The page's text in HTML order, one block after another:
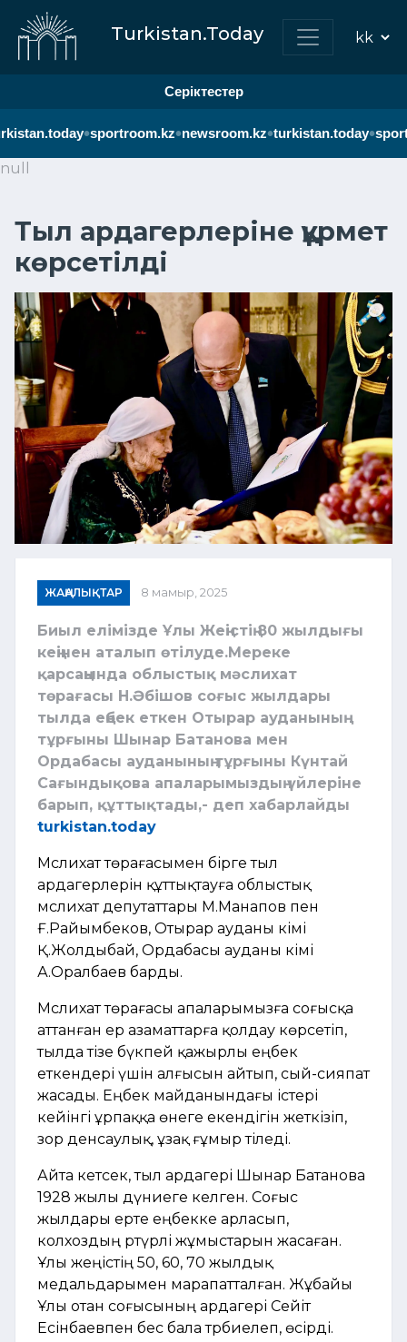
Turkistan.Today
Серіктестер
•sportroom.kz•newsroom.kz•turkistan.today•
null
Тыл ардагерлеріне құрмет
көрсетілді
ЖАҢАЛЫҚТАР 8 мамыр, 2025
Биыл елімізде Ұлы Жеңістің 80 жылдығы
кеңінен аталып өтілуде.Мереке
қарсаңында облыстық мәслихат
төрағасы Н.Әбішов соғыс жылдары
тылда еңбек еткен Отырар ауданының
тұрғыны Шынар Батанова мен
Ордабасы ауданының тұрғыны Күнтай
Сағындықова апаларымыздың үйлеріне
барып, құттықтады,- деп хабарлайды
turkistan.today
Мәслихат төрағасымен бірге тыл
ардагерлерін құттықтауға облыстық
мәслихат депутаттары М.Манапов пен
Ғ.Райымбеков, Отырар ауданы әкімі
Қ.Жолдыбай, Ордабасы ауданы әкімі
А.Оралбаев барды.
Мәслихат төрағасы апаларымызға соғысқа
аттанған ер азаматтарға қолдау көрсетіп,
тылда тізе бүкпей қажырлы еңбек
еткендері үшін алғысын айтып, сый-сияпат
жасады. Еңбек майданындағы істері
кейінгі ұрпаққа өнеге екендігін жеткізіп,
зор денсаулық, ұзақ ғұмыр тіледі.
Айта кетсек, тыл ардагері Шынар Батанова
1928 жылы дүниеге келген. Соғыс
жылдары ерте еңбекке арласып,
колхоздың әртүрлі жұмыстарын жасаған.
Ұлы жеңістің 50, 60, 70 жылдық
медальдарымен марапатталған. Жұбайы
Ұлы отан соғысының ардагері Сейіт
Есінбаевпен бес бала тәрбиелеп, өсірді.